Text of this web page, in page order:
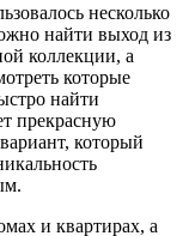
несколько
найти выход из
коллекции, а
которые
найти
прекрасную
который
и квартирах, а